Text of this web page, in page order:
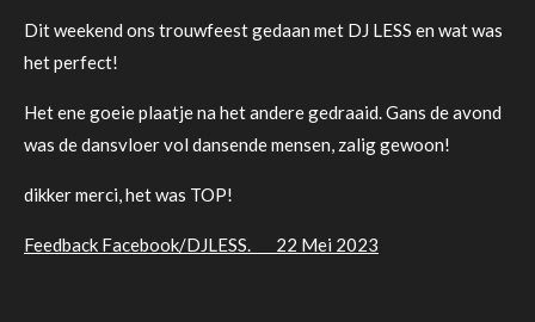
Dit weekend ons trouwfeest gedaan met DJ LESS en wat was
het perfect!
Het ene goeie plaatje na het andere gedraaid. Gans de avond
was de dansvloer vol dansende mensen, zalig gewoon!
dikker merci, het was TOP!
Feedback Facebook/DJLESS. 22 Mei 2023